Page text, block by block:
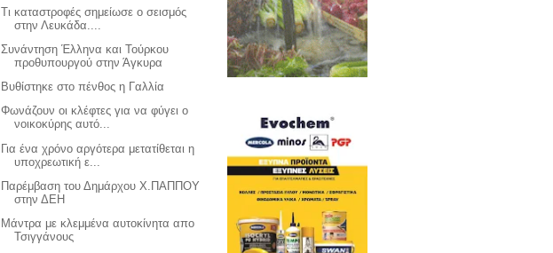
Τι καταστροφές σημείωσε ο σεισμός
στην Λευκάδα....
Συνάντηση Έλληνα και Τούρκου
προθυπουργού στην Άγκυρα
Βυθίστηκε στο πένθος η Γαλλία
Φωνάζουν οι κλέφτες για να φύγει ο
νοικοκύρης αυτό...
Για ένα χρόνο αργότερα μετατίθεται η
υποχρεωτική ε...
Παρέμβαση του Δημάρχου Χ.ΠΑΠΠΟΥ
στην ΔΕΗ
Μάντρα με κλεμμένα αυτοκίνητα απο
Τσιγγάνους